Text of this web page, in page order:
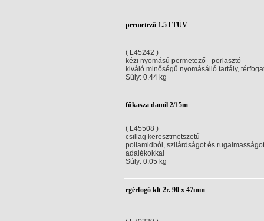
permetező 1.5 l TÜV
( L45242 )
kézi nyomású permetező - porlasztó
kiváló minőségű nyomásálló tartály,
Súly: 0.44 kg
fűkasza damil 2/15m
( L45508 )
csillag keresztmetszetű
poliamidból, szilárdságot és
adalékokkal
Súly: 0.05 kg
egérfogó klt 2r. 90 x 47mm